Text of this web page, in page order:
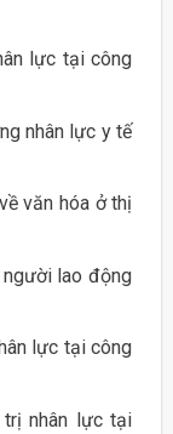
lực tại công
nhân lực y tế
văn hóa ở thị
lao động
lực tại công
trị nhân lực tại